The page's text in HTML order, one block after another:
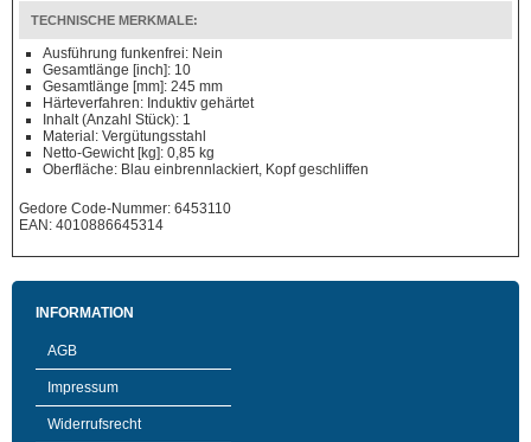
TECHNISCHE MERKMALE:
Ausführung funkenfrei: Nein
Gesamtlänge [inch]: 10
Gesamtlänge [mm]: 245 mm
Härteverfahren: Induktiv gehärtet
Inhalt (Anzahl Stück): 1
Material: Vergütungsstahl
Netto-Gewicht [kg]: 0,85 kg
Oberfläche: Blau einbrennlackiert, Kopf geschliffen
Gedore Code-Nummer: 6453110
EAN: 4010886645314
INFORMATION
AGB
Impressum
Widerrufsrecht